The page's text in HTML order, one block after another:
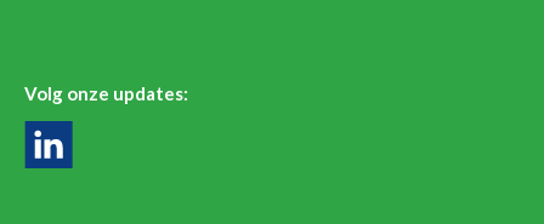
Volg onze updates: